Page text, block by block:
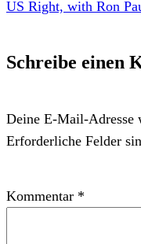
Schreibe einen
Deine E-Mail-
Erforderliche Felder
Kommentar *